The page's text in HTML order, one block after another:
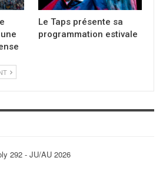
Le Taps présente sa
programmation estivale
292 - JU/AU 2026